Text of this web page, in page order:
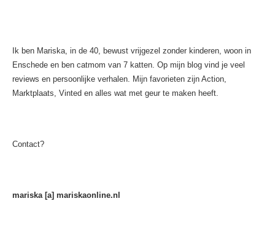
Ik ben Mariska, in de 40, bewust vrijgezel zonder kinderen, woon in
Enschede en ben catmom van 7 katten. Op mijn blog vind je veel
reviews en persoonlijke verhalen. Mijn favorieten zijn Action,
Marktplaats, Vinted en alles wat met geur te maken heeft.
Contact?
mariska [a] mariskaonline.nl